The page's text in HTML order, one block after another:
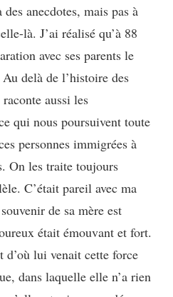
anecdotes, mais pas à
là. J’ai réalisé qu’à 88
avec ses parents le
delà de l’histoire des
aussi les
qui nous poursuivent toute
personnes immigrées à
On les traite toujours
C’était pareil avec ma
de sa mère est
était émouvant et fort.
d’où lui venait cette force
dans laquelle elle n’a rien